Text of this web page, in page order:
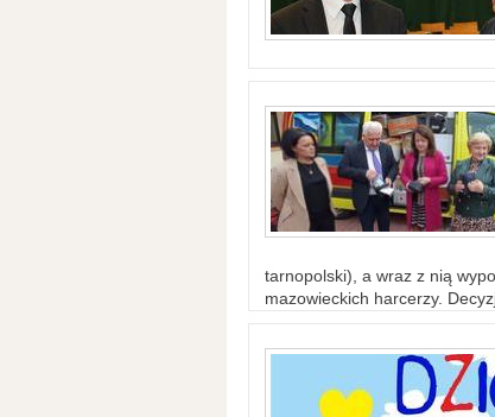
tarnopolski), a wraz z nią
mazowieckich harcerzy.